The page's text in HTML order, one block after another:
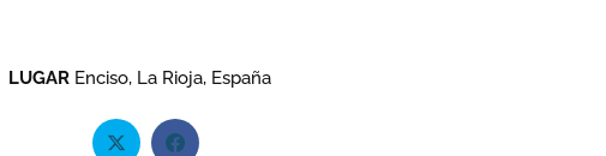
LUGAR Enciso, La Rioja, España